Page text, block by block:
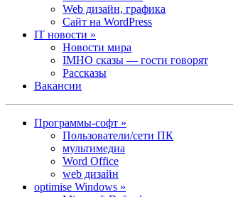
Web дизайн, графика
Сайт на WordPress
IT новости »
Новости мира
IMHO сказы — гости говорят
Рассказы
Вакансии
Программы-софт »
Пользователи/сети ПК
мультимедиа
Word Office
web дизайн
optimise Windows »